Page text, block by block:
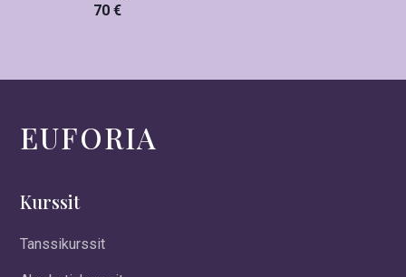
70 €
EUFORIA
Kurssit
Tanssikurssit